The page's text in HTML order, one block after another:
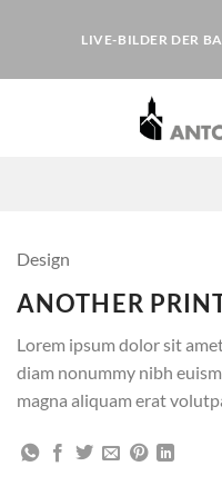
LIVE-BILDER DER
Design
ANOTHER
Lorem ipsum dolor sit
diam nonummy nibh
magna aliquam erat